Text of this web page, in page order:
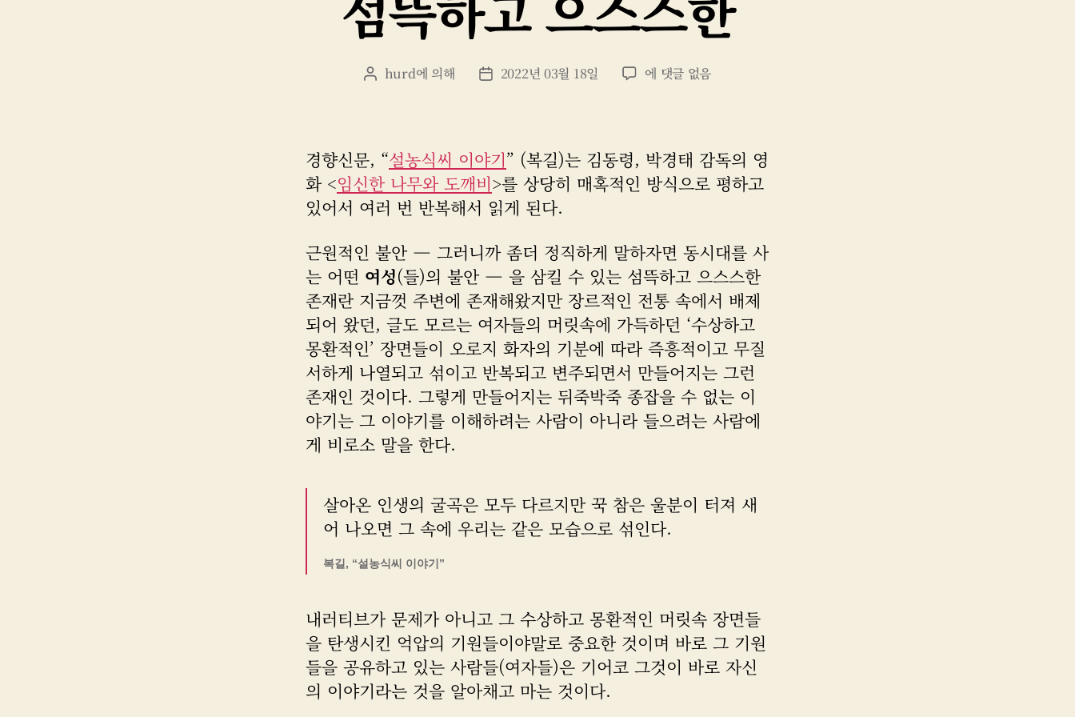
게
자
hurd에 의해
게
짜
2022년 03월 18일
섬
으
스
스
에 댓글 없음
경향신문, “설농식씨 이야기” (복길)는 김동령, 박경태 감독의 영
화 <임신한 나무와 도깨비>를 상당히 매혹적인 방식으로 평하고
있어서 여러 번 반복해서 읽게 된다.
근원적인 불안 — 그러니까 좀더 정직하게 말하자면 동시대를 사
는 어떤 여성(들)의 불안 — 을 삼킬 수 있는 섬뜩하고 으스스한
존재란 지금껏 주변에 존재해왔지만 장르적인 전통 속에서 배제
되어 왔던, 글도 모르는 여자들의 머릿속에 가득하던 ‘수상하고
몽환적인’ 장면들이 오로지 화자의 기분에 따라 즉흥적이고 무질
서하게 나열되고 섞이고 반복되고 변주되면서 만들어지는 그런
존재인 것이다. 그렇게 만들어지는 뒤죽박죽 종잡을 수 없는 이
야기는 그 이야기를 이해하려는 사람이 아니라 들으려는 사람에
게 비로소 말을 한다.
살아온 인생의 굴곡은 모두 다르지만 꾹 참은 울분이 터져 새
어 나오면 그 속에 우리는 같은 모습으로 섞인다.
복길, “설농식씨 이야기”
내러티브가 문제가 아니고 그 수상하고 몽환적인 머릿속 장면들
을 탄생시킨 억압의 기원들이야말로 중요한 것이며 바로 그 기원
들을 공유하고 있는 사람들(여자들)은 기어코 그것이 바로 자신
의 이야기라는 것을 알아채고 마는 것이다.